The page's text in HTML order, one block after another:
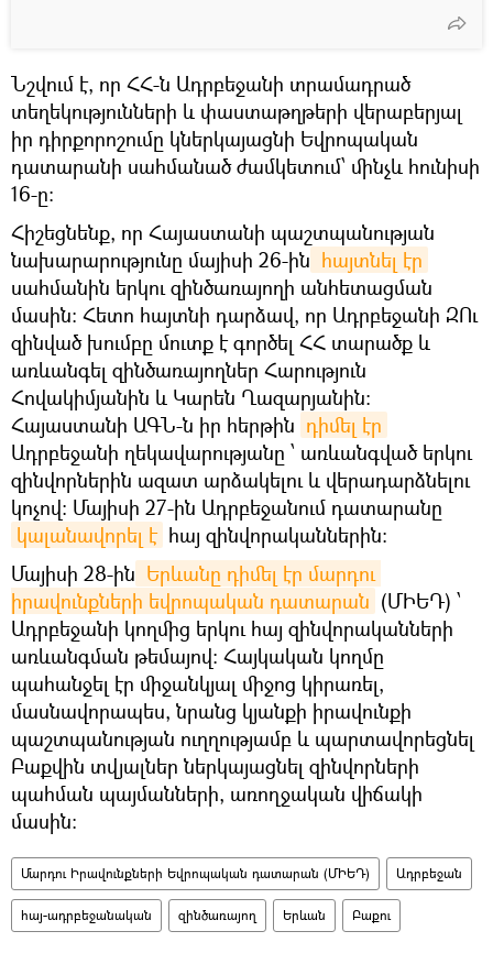
Նշվում է, որ ՀՀ-ն Ադրբեջանի տրամադրած
տեղեկությունների և փաստաթղթերի վերաբերյալ
իր դիրքորոշումը կներկայացնի Եվրոպական
դատարանի սահմանած ժամկետում՝ մինչև հունիսի
16-ը:
Հիշեցնենք, որ Հայաստանի պաշտպանության
նախարարությունը մայիսի 26-ին հայտնել էր
սահմանին երկու զինծառայողի անհետացման
մասին։ Հետո հայտնի դարձավ, որ Ադրբեջանի ԶՈւ
զինված խումբը մուտք է գործել ՀՀ տարածք և
առևանգել զինծառայողներ Հարություն
Հովակիմյանին և Կարեն Ղազարյանին:
Հայաստանի ԱԳՆ-ն իր հերթին դիմել էր
Ադրբեջանի ղեկավարությանը ՝ առևանգված երկու
զինվորներին ազատ արձակելու և վերադարձնելու
կոչով: Մայիսի 27-ին Ադրբեջանում դատարանը
կալանավորել է հայ զինվորականներին։
Մայիսի 28-ին Երևանը դիմել էր մարդու
իրավունքների եվրոպական դատարան (ՄԻԵԴ) ՝
Ադրբեջանի կողմից երկու հայ զինվորականների
առևանգման թեմայով: Հայկական կողմը
պահանջել էր միջանկյալ միջոց կիրառել,
մասնավորապես, նրանց կյանքի իրավունքի
պաշտպանության ուղղությամբ և պարտավորեցնել
Բաքվին տվյալներ ներկայացնել զինվորների
պահման պայմանների, առողջական վիճակի
մասին:
Մարդու Իրավունքների Եվրոպական դատարան (ՄԻԵԴ) Ադրբեջան
հայ-ադրբեջանական զինծառայող Երևան Բաքու